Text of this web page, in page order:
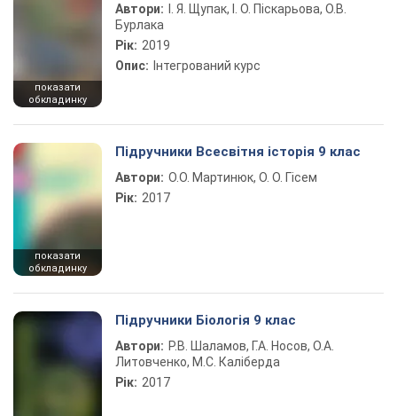
показати
обкладинку
Автори:
І. Я. Щупак, І. О. Піскарьова, О.В.
Бурлака
Рік: 2019
Опис: Інтегрований курс
показати
обкладинку
Підручники Всесвітня історія 9 клас
Автори: О.О. Мартинюк, О. О. Гісем
Рік: 2017
Підручники Біологія 9 клас
Автори: Р.В. Шаламов, Г.А. Носов, О.А.
Литовченко, М.С. Каліберда
Рік: 2017